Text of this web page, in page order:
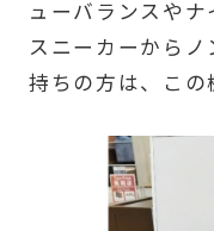
ューバランスや
スニーカーから
持ちの方は、この